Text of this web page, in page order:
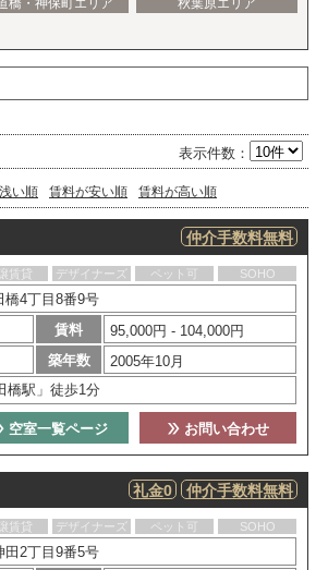
橋・神保町エリア
秋葉原エリア
表示件数：
い順 賃料が安い順 賃料が高い順
仲介手数料無料
賃貸 デザイナーズ ペット可 SOHO
橋4丁目8番9号
賃料
95,000円 - 104,000円
築年数
2005年10月
橋駅」徒歩1分
お問い合わせ
空室一覧ページ
仲介手数料無料
礼金0
賃貸 デザイナーズ ペット可 SOHO
田2丁目9番5号